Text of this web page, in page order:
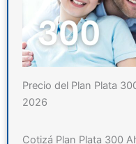
Precio del Plan Plata
2026
Cotizá Plan Plata 300